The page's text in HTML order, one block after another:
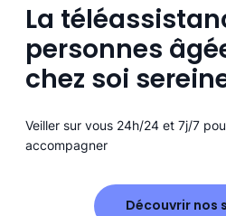
La
personnes
chez soi
Veiller sur vous 24h/24 et 7j/7
accompagner
Découvrir nos